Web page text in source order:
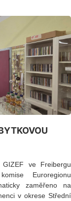
ve Freibergu
Euroregionu
zaměřeno na
v okrese Střední